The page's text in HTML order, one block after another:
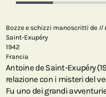
Bozze e schizzi manoscritti de Il
Saint-Exupéry
1942
Francia
Antoine de Saint-Exupéry
relazione con i misteri del
Fu uno dei grandi